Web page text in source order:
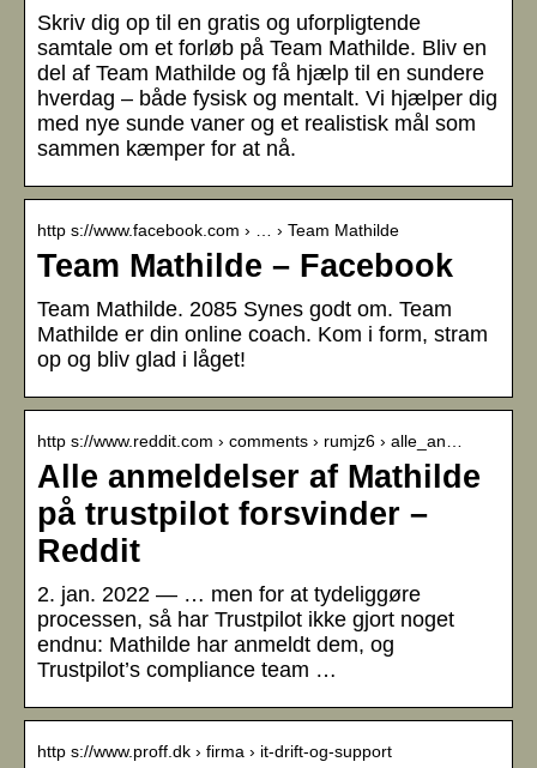
Skriv dig op til en gratis og uforpligtende
samtale om et forløb på Team Mathilde. Bliv en
del af Team Mathilde og få hjælp til en sundere
hverdag – både fysisk og mentalt. Vi hjælper dig
med nye sunde vaner og et realistisk mål som
sammen kæmper for at nå.
http s://www.facebook.com › … › Team Mathilde
Team Mathilde – Facebook
Team Mathilde. 2085 Synes godt om. Team
Mathilde er din online coach. Kom i form, stram
op og bliv glad i låget!
http s://www.reddit.com › comments › rumjz6 › alle_an…
Alle anmeldelser af Mathilde
på trustpilot forsvinder –
Reddit
2. jan. 2022 — … men for at tydeliggøre
processen, så har Trustpilot ikke gjort noget
endnu: Mathilde har anmeldt dem, og
Trustpilot’s compliance team …
http s://www.proff.dk › firma › it-drift-og-support